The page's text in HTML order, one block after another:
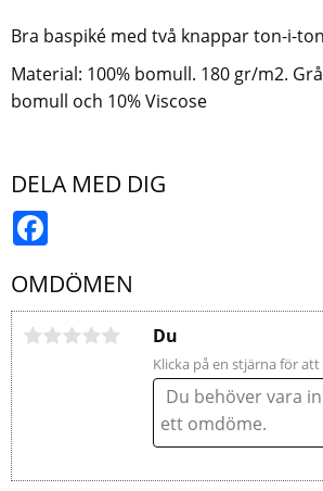
Bra baspiké med två knappar ton-i-
Material: 100% bomull. 180 gr/m2.
bomull och 10% Viscose
DELA MED DIG
OMDÖMEN
Du
Klicka på en stjärna för